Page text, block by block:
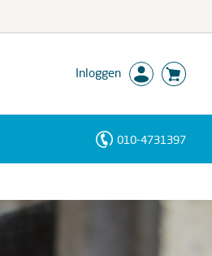
Inloggen
010-4731397